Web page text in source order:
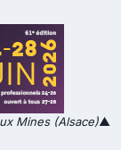
Mines (Alsace)▲